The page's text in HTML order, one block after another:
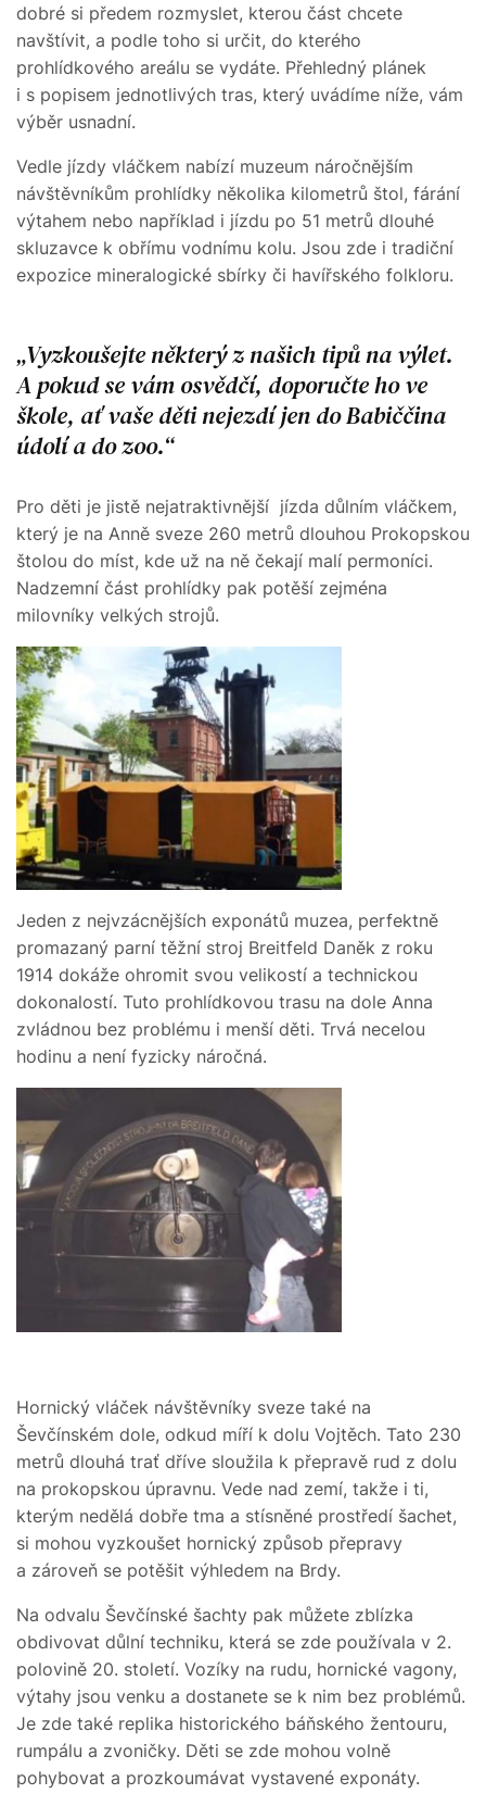
dobré si předem rozmyslet, kterou část chcete
navštívit, a podle toho si určit, do kterého
prohlídkového areálu se vydáte. Přehledný plánek
i s popisem jednotlivých tras, který uvádíme níže, vám
výběr usnadní.
Vedle jízdy vláčkem nabízí muzeum náročnějším
návštěvníkům prohlídky několika kilometrů štol, fárání
výtahem nebo například i jízdu po 51 metrů dlouhé
skluzavce k obřímu vodnímu kolu. Jsou zde i tradiční
expozice mineralogické sbírky či havířského folkloru.
Vyzkoušejte některý z našich tipů na výlet.
A pokud se vám osvědčí, doporučte ho ve
škole, ať vaše děti nejezdí jen do Babiččina
údolí a do zoo.
Pro děti je jistě nejatraktivnější jízda důlním vláčkem,
který je na Anně sveze 260 metrů dlouhou Prokopskou
štolou do míst, kde už na ně čekají malí permoníci.
Nadzemní část prohlídky pak potěší zejména
milovníky velkých strojů.
Jeden z nejvzácnějších exponátů muzea, perfektně
promazaný parní těžní stroj Breitfeld Daněk z roku
1914 dokáže ohromit svou velikostí a technickou
dokonalostí. Tuto prohlídkovou trasu na dole Anna
zvládnou bez problému i menší děti. Trvá necelou
hodinu a není fyzicky náročná.
Hornický vláček návštěvníky sveze také na
Ševčínském dole, odkud míří k dolu Vojtěch. Tato 230
metrů dlouhá trať dříve sloužila k přepravě rud z dolu
na prokopskou úpravnu. Vede nad zemí, takže i ti,
kterým nedělá dobře tma a stísněné prostředí šachet,
si mohou vyzkoušet hornický způsob přepravy
a zároveň se potěšit výhledem na Brdy.
Na odvalu Ševčínské šachty pak můžete zblízka
obdivovat důlní techniku, která se zde používala v 2.
polovině 20. století. Vozíky na rudu, hornické vagony,
výtahy jsou venku a dostanete se k nim bez problémů.
Je zde také replika historického báňského žentouru,
rumpálu a zvoničky. Děti se zde mohou volně
pohybovat a prozkoumávat vystavené exponáty.